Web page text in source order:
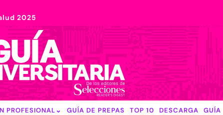
2025
PROFESIONAL GUÍA DE PREPAS TOP 10 DESCARGA GUÍA